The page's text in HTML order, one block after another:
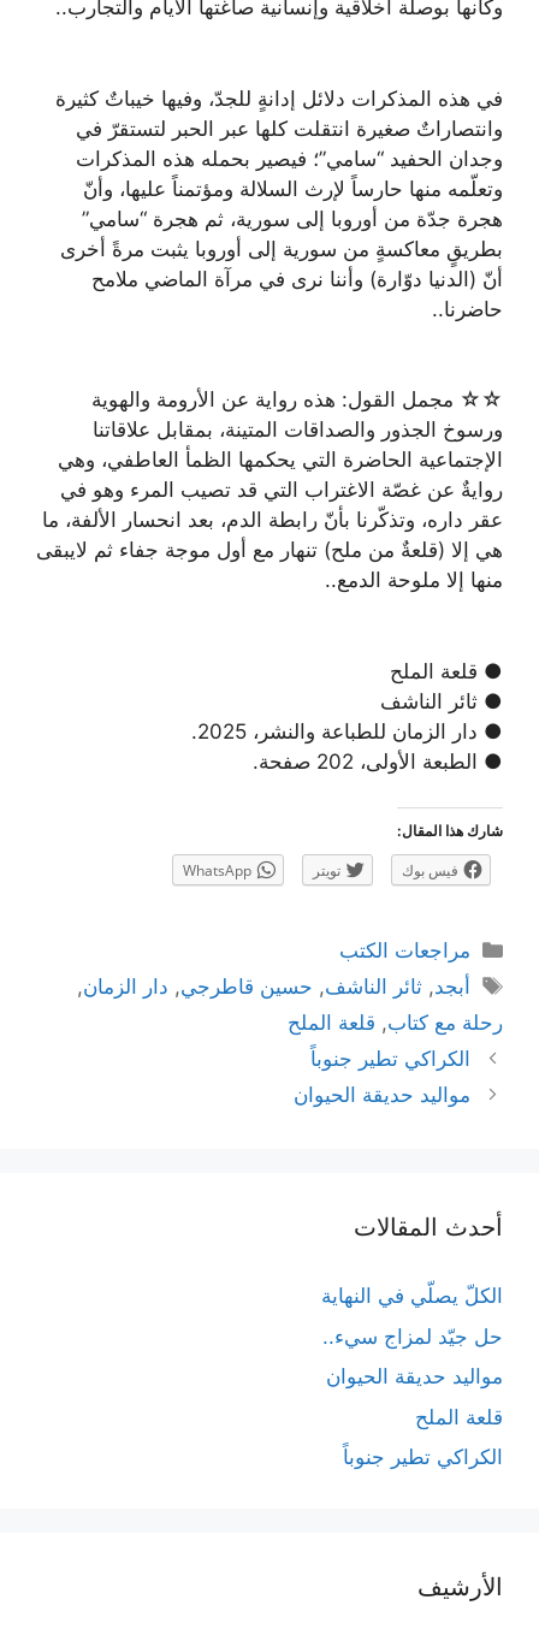
وكأنها بوصلة أخلاقية وإنسانية صاغتها الأيام والتجارب..
في هذه المذكرات دلائل إدانةٍ للجدّ، وفيها خيباتٌ كثيرة
وانتصاراتٌ صغيرة انتقلت كلها عبر الحبر لتستقرّ في
وجدان الحفيد “سامي”؛ فيصير بحمله هذه المذكرات
وتعلّمه منها حارساً لإرث السلالة ومؤتمناً عليها، وأنّ
هجرة جدّة من أوروبا إلى سورية، ثم هجرة “سامي”
بطريقٍ معاكسةٍ من سورية إلى أوروبا يثبت مرةً أخرى
أنّ (الدنيا دوّارة) وأننا نرى في مرآة الماضي ملامح
حاضرنا..
☆☆ مجمل القول: هذه رواية عن الأرومة والهوية
ورسوخ الجذور والصداقات المتينة، بمقابل علاقاتنا
الإجتماعية الحاضرة التي يحكمها الظمأ العاطفي، وهي
روايةٌ عن غصّة الاغتراب التي قد تصيب المرء وهو في
عقر داره، وتذكّرنا بأنّ رابطة الدم، بعد انحسار الألفة، ما
هي إلا (قلعةٌ من ملح) تنهار مع أول موجة جفاء ثم لايبقى
منها إلا ملوحة الدمع..
● قلعة الملح
● ثائر الناشف
● دار الزمان للطباعة والنشر، 2025.
● الطبعة الأولى، 202 صفحة.
شارك هذا المقال:
فيس بوك تويتر WhatsApp
التصنيفات
مراجعات الكتب
الوسوم
أبجد,ثائر الناشف, حسين قاطرجي, دار الزمان,
رحلة مع كتاب, قلعة الملح
تصفّح
المقالات
الكراكي تطير جنوباً
مواليد حديقة الحيوان
أحدث المقالات
الكلّ يصلّي في النهاية
حل جيّد لمزاج سيء..
مواليد حديقة الحيوان
قلعة الملح
الكراكي تطير جنوباً
الأرشيف